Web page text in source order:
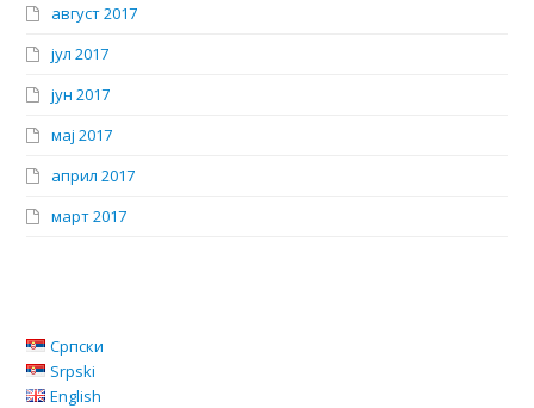
август 2017
јул 2017
јун 2017
мај 2017
април 2017
март 2017
Српски
Srpski
English